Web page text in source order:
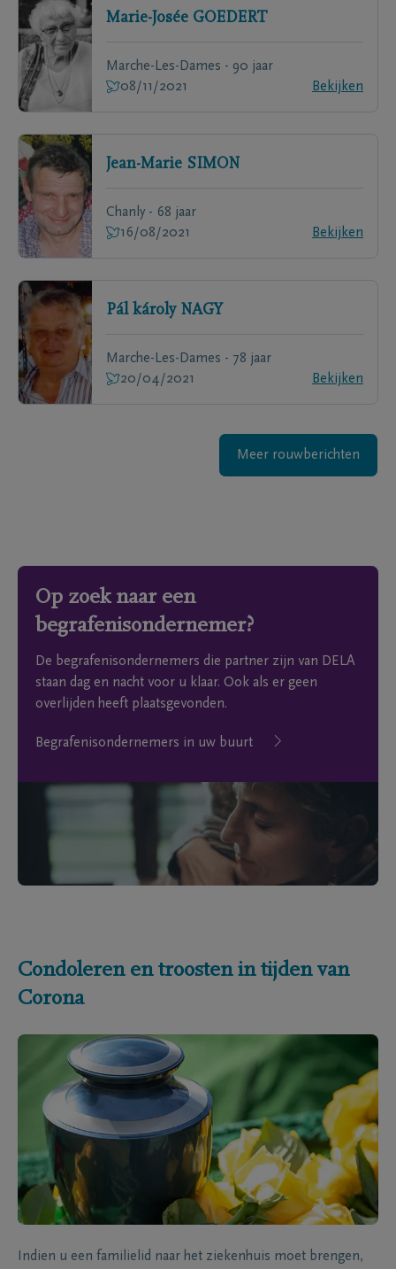
Marie-Josée GOEDERT
Marche-Les-Dames - 90 jaar
08/11/2021
Bekijken
Jean-Marie SIMON
Chanly - 68 jaar
16/08/2021
Bekijken
Pál károly NAGY
Marche-Les-Dames - 78 jaar
20/04/2021
Bekijken
Meer rouwberichten
Op zoek naar een
begrafenisondernemer?
De begrafenisondernemers die partner zijn van DELA
staan dag en nacht voor u klaar. Ook als er geen
overlijden heeft plaatsgevonden.
Begrafenisondernemers in uw buurt
Condoleren en troosten in tijden van
Corona
Indien u een familielid naar het ziekenhuis moet brengen,